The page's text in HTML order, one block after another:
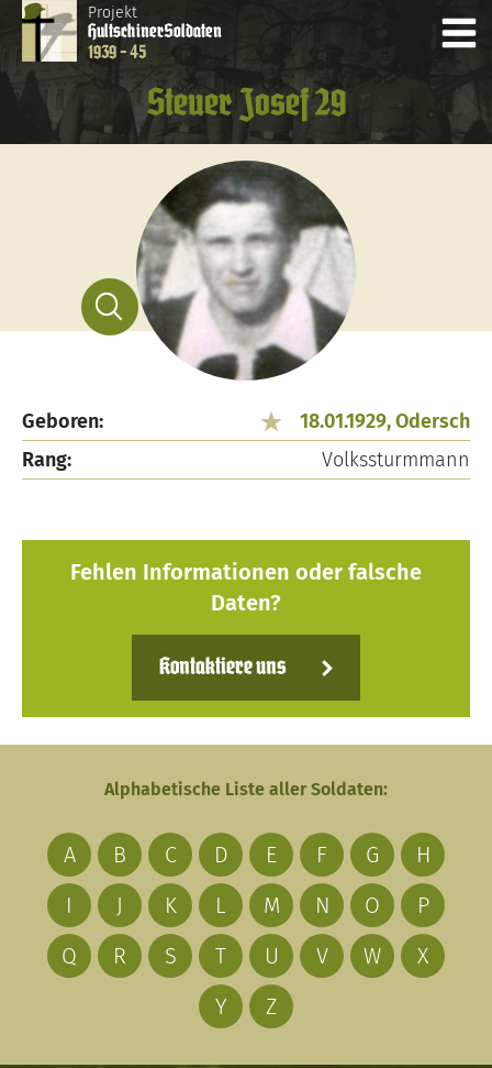
Projekt
HultschinerSoldaten
1939 - 45
Steuer Josef 29
Geboren:
18.01.1929, Odersch
Rang:
Volkssturmmann
Fehlen Informationen oder falsche
Daten?
Kontaktiere uns
Alphabetische Liste aller Soldaten:
A B C D E F G
H
I
J K L M N O
P
Q
R S T U V W
X
Y
Z